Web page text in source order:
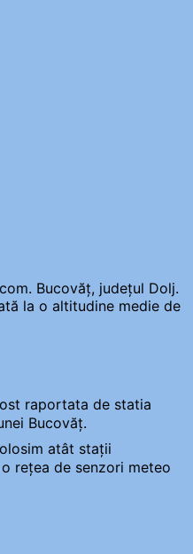
Bucovăț, județul Dolj.
la o altitudine medie de
raportata de statia
Bucovăț.
atât stații
rețea de senzori meteo